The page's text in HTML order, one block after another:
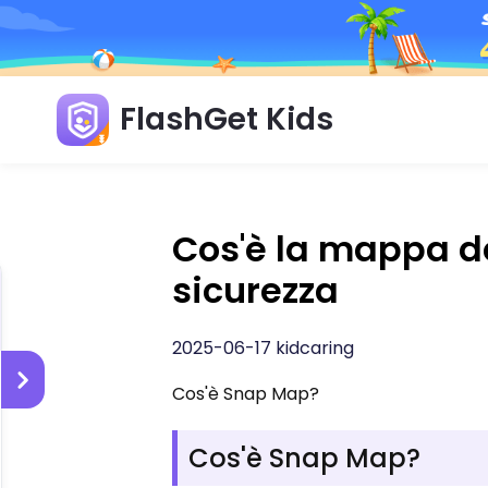
FlashGet Kids
Cos'è la mappa
sicurezza
2025-06-17 kidcaring
Cos'è Snap Map?
Cos'è Snap Map?